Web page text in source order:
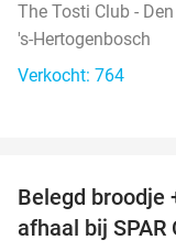
The Tosti Club -
's-Hertogenbosch
Verkocht: 764
Belegd broodje
afhaal bij SPAR